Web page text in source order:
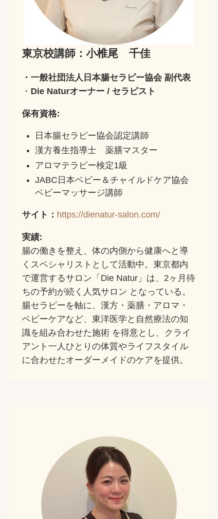
東京校講師：小椎尾 千佳
・一般社団法人日本腸セラピー協会 副代表
・ Die Naturオーナー / セラピスト
保有資格:
日本腸セラピー協会認定講師
漢方養生指導士 薬膳マスター
アロマテラピー検定1級
JABC日本ベビー＆チャイルドケア協会
ベビーマッサージ講師
サイト： https://dienatur-salon.com/
実績:
腸の働きを整え、体の内側から健康へと導
くスペシャリストとして活動中。東京都内
で運営するサロン「Die Natur」は、2ヶ月待
ちの予約が続く人気サロン となっている。
腸セラピーを軸に、漢方・薬膳・アロマ・
ベビーケアなど、東洋医学と自然療法の知
識を組み合わせた施術 を得意とし、クライ
アント一人ひとりの体質やライフスタイル
に合わせたオーダーメイドのケアを提供。